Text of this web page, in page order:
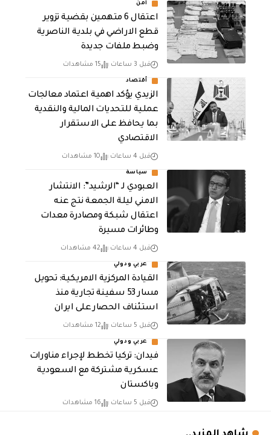
أمن
اعتقال 6 متهمين بقضية تزوير
قطع الاراضي في بلدية الناصرية
وضبط ملفات جديدة
قبل 3 ساعات 15 مشاهدات
أقتصاد
الزيدي يؤكد اهمية اعتماد معالجات
عملية للتحديات المالية والنقدية
بما يحافظ على الاستقرار
الاقتصادي
قبل 4 ساعات 10 مشاهدات
سياسة
العبودي لـ “الرشيد”: الانتشار
الامني ليلة الجمعة نتج عنه
اعتقال شبكة ومصادرة معدات
وطائرات مسيرة
قبل 4 ساعات 42 مشاهدات
عربي ودولي
القيادة المركزية الامريكية: تحويل
مسار 53 سفينة تجارية منذ
استئناف الحصار على ايران
قبل 5 ساعات 12 مشاهدات
عربي ودولي
فيدان: تركيا تخطط لإجراء مناورات
عسكرية مشتركة مع السعودية
وباكستان
قبل 5 ساعات 16 مشاهدات